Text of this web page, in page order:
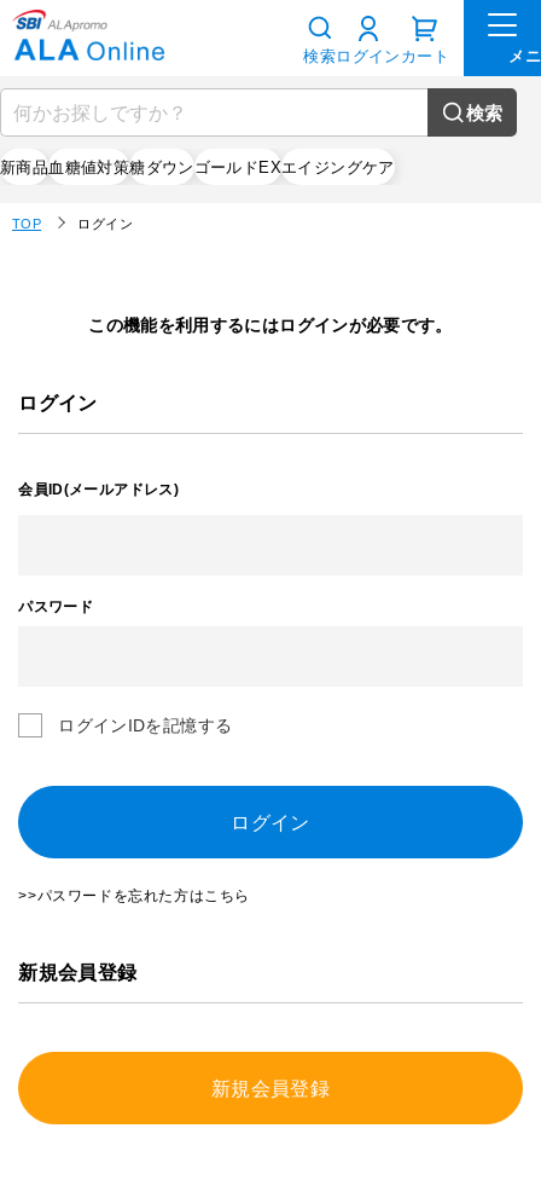
検索
新商品血糖値対策糖ダウンゴールドEXエイジングケア
検索ログイン カート
TOP ログイン
この機能を利用するにはログインが必要です。
ログイン
会員ID(メールアドレス)
パスワード
ログインIDを記憶する
ログイン
>>パスワードを忘れた方はこちら
新規会員登録
新規会員登録